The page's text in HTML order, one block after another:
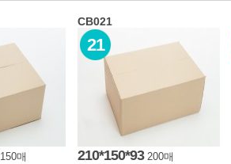
150매
CB021
21
210*150*93 200매